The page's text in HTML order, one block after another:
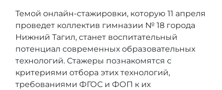
Темой онлайн-стажировки, которую 11 апреля
проведет коллектив гимназии № 18 города
Нижний Тагил, станет воспитательный
потенциал современных образовательных
технологий. Стажеры познакомятся с
критериями отбора этих технологий,
требованиями ФГОС и ФОП к их